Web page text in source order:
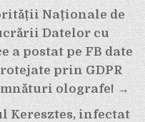
Naționale de
Datelor cu
a postat pe FB date
prin GDPR
olografe! →
Keresztes, infectat